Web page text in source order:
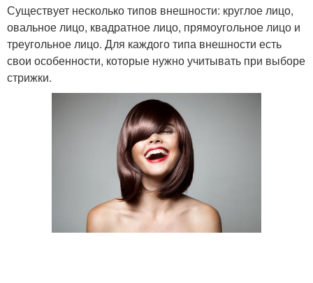
Существует несколько типов внешности: круглое лицо,
овальное лицо, квадратное лицо, прямоугольное лицо и
треугольное лицо. Для каждого типа внешности есть
свои особенности, которые нужно учитывать при выборе
стрижки.